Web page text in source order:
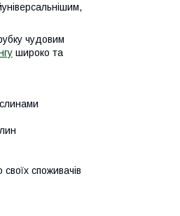
чудовим
широко та
споживачів